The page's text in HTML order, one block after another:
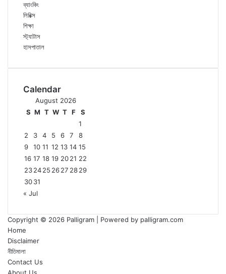
ব্যাংকিং
লিরিক্স
শিক্ষা
স্ট্যাটাস
হাসপাতাল
Calendar
August 2026
S M T W T F
S
1
2
3 4 5 6 7
8
9
10 11 12 13 14 15
16 17 18 19 2021 22
232425 2627 2829
3031
« Jul
Copyright © 2026 Palligram | Powered by palligram.com
Home
Disclaimer
নীতিমালা
Contact Us